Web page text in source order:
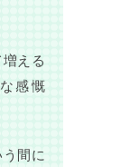
える
感慨
間に